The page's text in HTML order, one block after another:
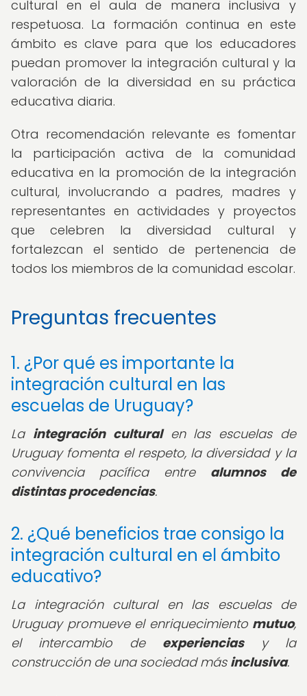
cultural en el aula de manera inclusiva y
respetuosa. La formación continua en este
ámbito es clave para que los educadores
puedan promover la integración cultural y la
valoración de la diversidad en su práctica
educativa diaria.
Otra recomendación relevante es fomentar
la participación activa de la comunidad
educativa en la promoción de la integración
cultural, involucrando a padres, madres y
representantes en actividades y proyectos
que celebren la diversidad cultural y
fortalezcan el sentido de pertenencia de
todos los miembros de la comunidad escolar.
Preguntas frecuentes
1. ¿Por qué es importante la
integración cultural en las
escuelas de Uruguay?
La integración culturalen las escuelas de
Uruguay fomenta el respeto, la diversidad y la
convivencia pacífica entre alumnos de
distintas procedencias.
2. ¿Qué beneficios trae consigo la
integración cultural en el ámbito
educativo?
La integración cultural en las escuelas de
Uruguay promueve el enriquecimiento mutuo,
el intercambio de experienciasy la
construcción de una sociedad más inclusiva.